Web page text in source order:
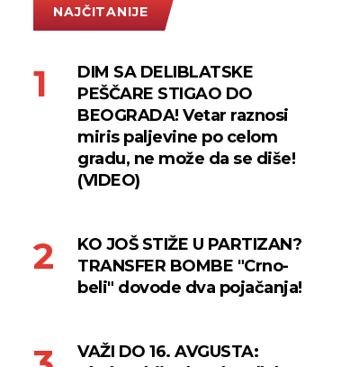
NAJČITANIJE
DIM SA DELIBLATSKE
PEŠČARE STIGAO DO
BEOGRADA! Vetar raznosi
miris paljevine po celom
gradu, ne može da se diše!
(VIDEO)
KO JOŠ STIŽE U PARTIZAN?
TRANSFER BOMBE "Crno-
beli" dovode dva pojačanja!
VAŽI DO 16. AVGUSTA: